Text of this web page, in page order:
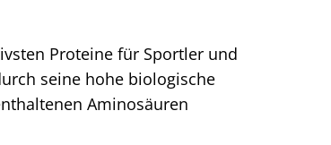
Proteine für Sportler und
seine hohe biologische
Aminosäuren